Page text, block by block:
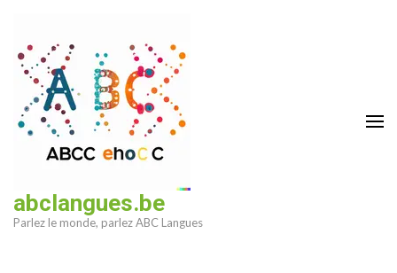
contenu
(Pressez
Entrée)
abclangues.be
Parlez le monde, parlez ABC Langues